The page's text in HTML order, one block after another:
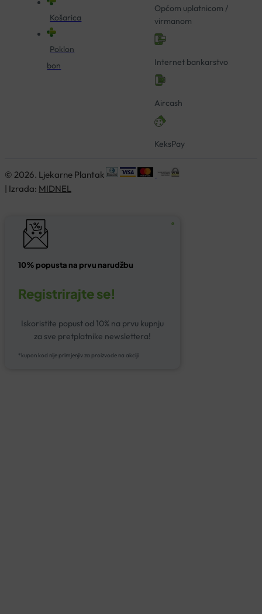
Košarica
Poklon
bon
Općom uplatnicom /
virmanom
Internet bankarstvo
Aircash
KeksPay
© 2026. Ljekarne Plantak
| Izrada: MIDNEL
10% popusta na prvu narudžbu
Registrirajte se!
Iskoristite popust od 10% na prvu kupnju
za sve pretplatnike newslettera!
*kupon kod nije primjenjiv za proizvode na akciji